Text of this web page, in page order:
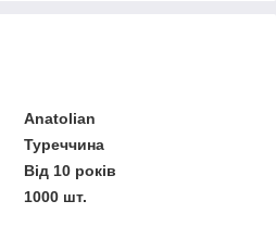
Anatolian
Туреччина
Від 10 років
1000 шт.